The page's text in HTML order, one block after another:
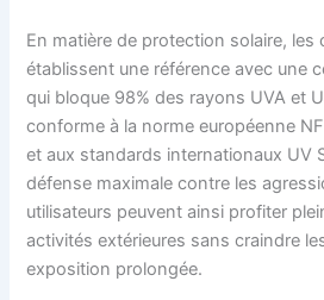
En matière de protection solaire, les
établissent une référence avec une
qui bloque 98% des rayons UVA et
conforme à la norme européenne
et aux standards internationaux UV
défense maximale contre les
utilisateurs peuvent ainsi profiter
activités extérieures sans craindre
exposition prolongée.